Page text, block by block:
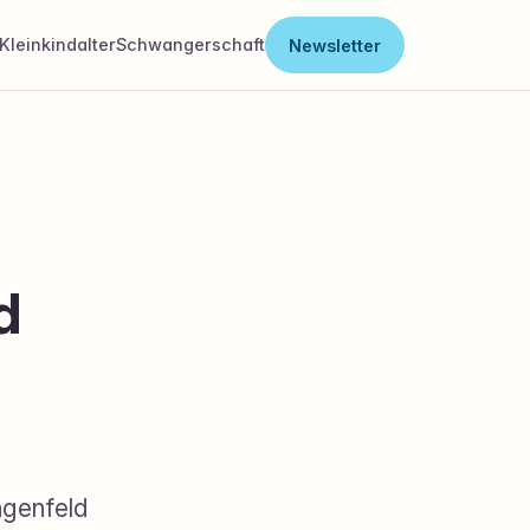
Schwangerschaft Newsletter